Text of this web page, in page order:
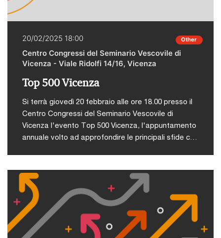
20/02/2025 18:00 Other
Centro Congressi del Seminario Vescovile di
Vicenza - Viale Ridolfi 14/16, Vicenza
Top 500 Vicenza
Si terrà giovedì 20 febbraio alle ore 18.00 presso il
Centro Congressi del Seminario Vescovile di
Vicenza l'evento Top 500 Vicenza, l'appuntamento
annuale volto ad approfondire le principali sfide che
influenzano il nostro territorio.L’incontro,
organizzato da PwC Italia e Athesis, in
collaborazione con l’Università degli Studi di
Verona, sarà l’occasione per approfondire insieme
a esperti di geopolitica, imprenditori, manager ed
economisti i temi chiave che più condizionano